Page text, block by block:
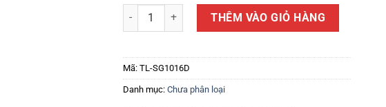
Switch 16 Port 1G TP-Link TL-SG1016D Chính Hãng số lượng
THÊM VÀO GIỎ HÀNG
Mã: TL-SG1016D
Danh mục: Chưa phân loại